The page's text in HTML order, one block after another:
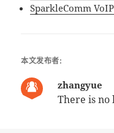
SparkleComm
本文发布者:
zhangyue
There is